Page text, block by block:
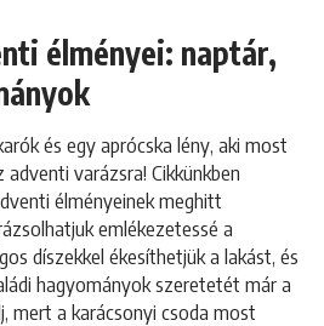
élményei: naptár,
és egy aprócska lény, aki most
varázsra! Cikkünkben
élményeinek meghitt
emlékezetessé a
díszekkel ékesíthetjük a lakást, és
hagyományok szeretetét már a
mert a karácsonyi csoda most